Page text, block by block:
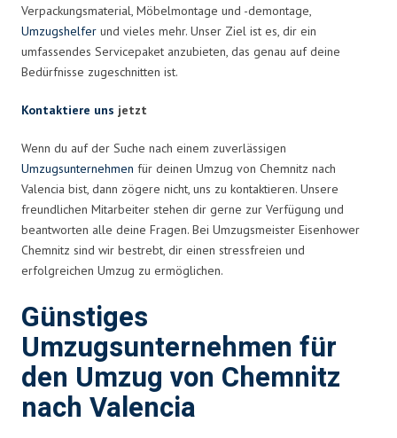
Verpackungsmaterial, Möbelmontage und -demontage,
Umzugshelfer und vieles mehr. Unser Ziel ist es, dir ein
umfassendes Servicepaket anzubieten, das genau auf deine
Bedürfnisse zugeschnitten ist.
Kontaktiere uns jetzt
Wenn du auf der Suche nach einem zuverlässigen
Umzugsunternehmen für deinen Umzug von Chemnitz nach
Valencia bist, dann zögere nicht, uns zu kontaktieren. Unsere
freundlichen Mitarbeiter stehen dir gerne zur Verfügung und
beantworten alle deine Fragen. Bei Umzugsmeister Eisenhower
Chemnitz sind wir bestrebt, dir einen stressfreien und
erfolgreichen Umzug zu ermöglichen.
Günstiges
Umzugsunternehmen für
den Umzug von Chemnitz
nach Valencia